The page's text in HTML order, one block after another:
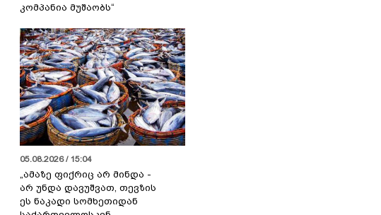
კომპანია მუშაობს“
05.08.2026 / 15:04
„ამაზე ფიქრიც არ მინდა -
არ უნდა დავუშვათ, თევზის
ეს ნაკადი სომხეთიდან